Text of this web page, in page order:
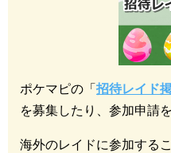
ポケマピの「招待レイド
を募集したり、参加申請
海外のレイドに参加する